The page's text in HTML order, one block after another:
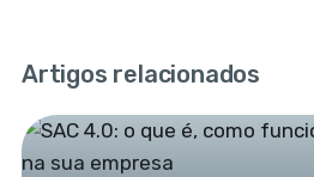
Artigos relacionados